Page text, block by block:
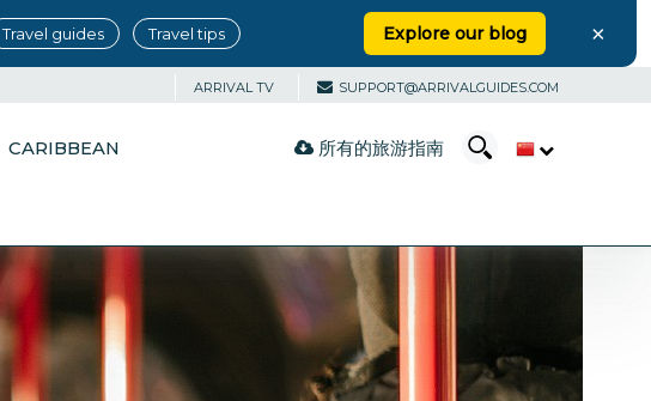
Travel guides Travel tips Explore our blog ×
ARRIVAL TV SUPPORT@ARRIVALGUIDES.COM
CARIBBEAN 所有的旅游指南